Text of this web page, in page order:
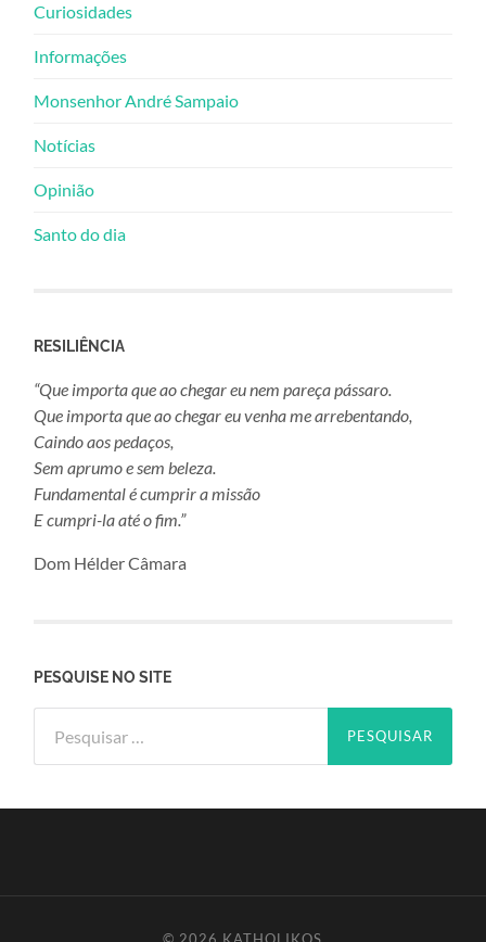
Curiosidades
Informações
Monsenhor André Sampaio
Notícias
Opinião
Santo do dia
RESILIÊNCIA
“Que importa que ao chegar eu nem pareça pássaro.
Que importa que ao chegar eu venha me arrebentando,
Caindo aos pedaços,
Sem aprumo e sem beleza.
Fundamental é cumprir a missão
E cumpri-la até o fim.”
Dom Hélder Câmara
PESQUISE NO SITE
por: